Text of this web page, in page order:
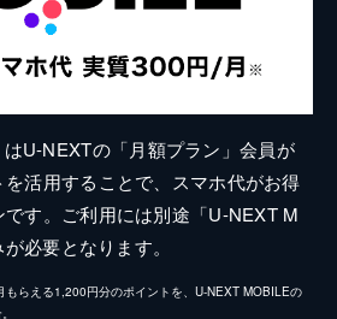
はU-NEXTの「月額プラン」会員が
活用することで、スマホ代がお得
す。ご利用には別途「U-NEXT M
必要となります。
もらえる1,200円分のポイントを、U-NEXT MOBILEの